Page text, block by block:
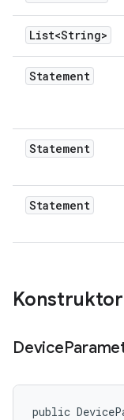
List<String>
Statement
Statement
Statement
Device
public